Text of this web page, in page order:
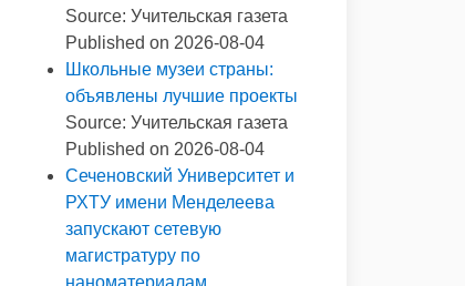
Source: Учительская газета
Published on 2026-08-04
Школьные музеи страны:
объявлены лучшие проекты
Source: Учительская газета
Published on 2026-08-04
Сеченовский Университет и
РХТУ имени Менделеева
запускают сетевую
магистратуру по
наноматериалам